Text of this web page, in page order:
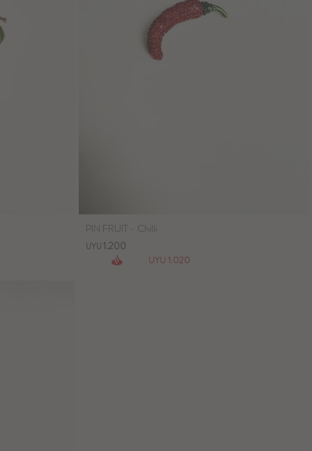
PIN FRUIT - Chilli
UYU 1.200
UYU 1.020